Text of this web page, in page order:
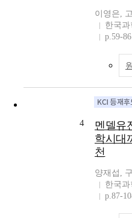
이영은,
한국
p.59-86
4
멘델유
학시대
천
양재섭,
한국
p.87-